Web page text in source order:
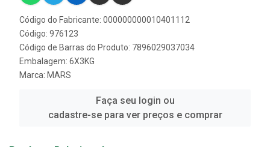
Código do Fabricante: 000000000010401112
Código: 976123
Código de Barras do Produto: 7896029037034
Embalagem: 6X3KG
Marca: MARS
Faça seu login ou
cadastre-se para ver preços e comprar